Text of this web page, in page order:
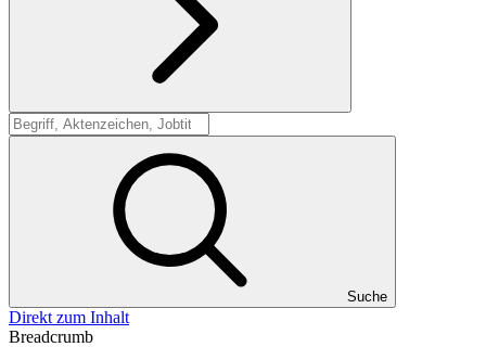
Suche
Suche
Direkt zum Inhalt
Breadcrumb